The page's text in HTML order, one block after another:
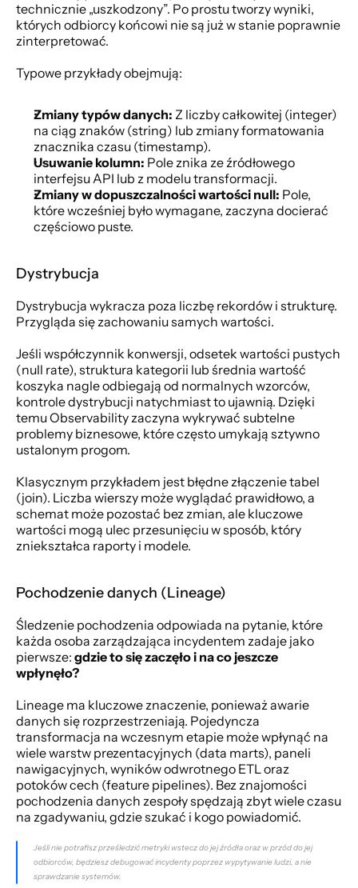
technicznie „uszkodzony”. Po prostu tworzy wyniki,
których odbiorcy końcowi nie są już w stanie poprawnie
zinterpretować.
Typowe przykłady obejmują:
Zmiany typów danych: Z liczby całkowitej (integer)
na ciąg znaków (string) lub zmiany formatowania
znacznika czasu (timestamp).
Usuwanie kolumn: Pole znika ze źródłowego
interfejsu API lub z modelu transformacji.
Zmiany w dopuszczalności wartości null: Pole,
które wcześniej było wymagane, zaczyna docierać
częściowo puste.
Dystrybucja
Dystrybucja wykracza poza liczbę rekordów i strukturę.
Przygląda się zachowaniu samych wartości.
Jeśli współczynnik konwersji, odsetek wartości pustych
(null rate), struktura kategorii lub średnia wartość
koszyka nagle odbiegają od normalnych wzorców,
kontrole dystrybucji natychmiast to ujawnią. Dzięki
temu Observability zaczyna wykrywać subtelne
problemy biznesowe, które często umykają sztywno
ustalonym progom.
Klasycznym przykładem jest błędne złączenie tabel
(join). Liczba wierszy może wyglądać prawidłowo, a
schemat może pozostać bez zmian, ale kluczowe
wartości mogą ulec przesunięciu w sposób, który
zniekształca raporty i modele.
Pochodzenie danych (Lineage)
Śledzenie pochodzenia odpowiada na pytanie, które
każda osoba zarządzająca incydentem zadaje jako
pierwsze: gdzie to się zaczęło i na co jeszcze
wpłynęło?
Lineage ma kluczowe znaczenie, ponieważ awarie
danych się rozprzestrzeniają. Pojedyncza
transformacja na wczesnym etapie może wpłynąć na
wiele warstw prezentacyjnych (data marts), paneli
nawigacyjnych, wyników odwrotnego ETL oraz
potoków cech (feature pipelines). Bez znajomości
pochodzenia danych zespoły spędzają zbyt wiele czasu
na zgadywaniu, gdzie szukać i kogo powiadomić.
Jeśli nie potrafisz prześledzić metryki wstecz do jej źródła oraz w przód do jej
odbiorców, będziesz debugować incydenty poprzez wypytywanie ludzi, a nie
sprawdzanie systemów.